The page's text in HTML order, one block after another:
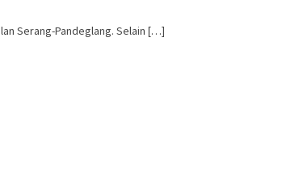
Serang-Pandeglang. Selain […]